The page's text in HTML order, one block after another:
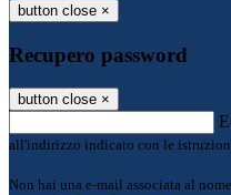
button close ×
Recupero password
button close ×
all'indirizzo indicato con le
Non hai una e-mail associata al